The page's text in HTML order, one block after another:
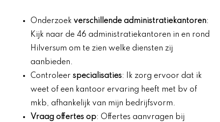
Onderzoek verschillende administratiekantoren:
Kijk naar de 46 administratiekantoren in en rond
Hilversum om te zien welke diensten zij
aanbieden.
Controleer specialisaties: Ik zorg ervoor dat ik
weet of een kantoor ervaring heeft met bv of
mkb, afhankelijk van mijn bedrijfsvorm.
Vraag offertes op: Offertes aanvragen bij